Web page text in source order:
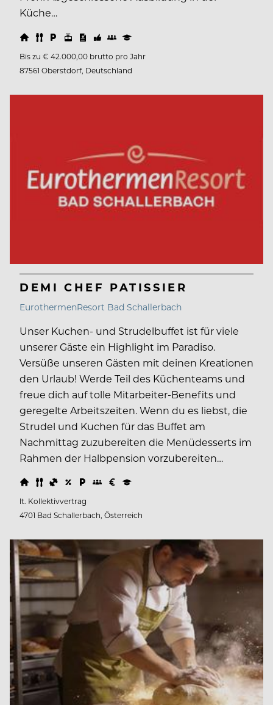
Küche…
Bis zu € 42.000,00 brutto pro Jahr
87561 Oberstdorf, Deutschland
DEMI CHEF PATISSIER
EurothermenResort Bad Schallerbach
Unser Kuchen- und Strudelbuffet ist für viele
unserer Gäste ein Highlight im Paradiso.
Versüße unseren Gästen mit deinen Kreationen
den Urlaub! Werde Teil des Küchenteams und
freue dich auf tolle Mitarbeiter-Benefits und
geregelte Arbeitszeiten. Wenn du es liebst, die
Strudel und Kuchen für das Buffet am
Nachmittag zuzubereiten die Menüdesserts im
Rahmen der Halbpension vorzubereiten…
lt. Kollektivvertrag
4701 Bad Schallerbach, Österreich